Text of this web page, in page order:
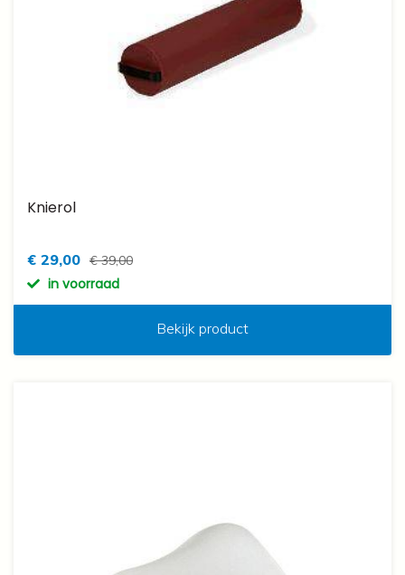
Knierol
€ 29,00 € 39,00
in voorraad
Bekijk product